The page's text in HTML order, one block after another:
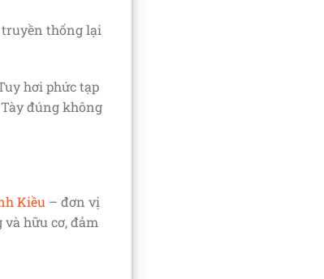
truyền thống lại
hơi phức tạp
đúng không
Kiều – đơn vị
hữu cơ, đảm